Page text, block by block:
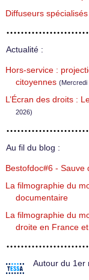
Diffuseurs spécialisés
Actualité :
Hors-service :
citoyennes (Mercredi
L’Écran des droits :
2026)
Au fil du blog :
Bestofdoc#6 - Sauve
La filmographie du
documentaire
La filmographie du
droite en France
Autour du 1er